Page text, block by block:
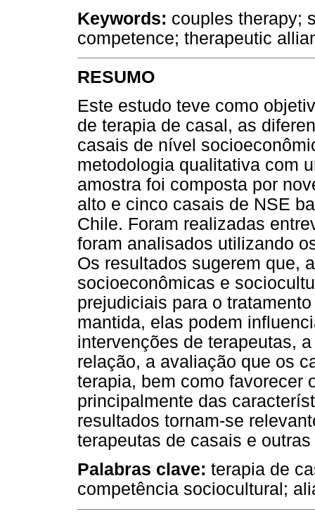
Keywords: couples therapy;
competence; therapeutic
RESUMO
Este estudo teve como
de terapia de casal, as
casais de nível
metodologia qualitativa com
amostra foi composta por
alto e cinco casais de NSE
Chile. Foram realizadas
foram analisados utilizando
Os resultados sugerem que,
socioeconômicas e
prejudiciais para o
mantida, elas podem
intervenções de terapeutas,
relação, a avaliação que os
terapia, bem como favorecer
principalmente das
resultados tornam-se
terapeutas de casais e
Palabras clave: terapia de
competência sociocultural;